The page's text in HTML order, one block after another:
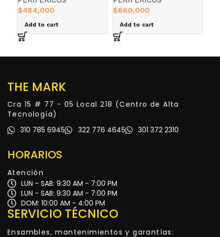
$484,000
Add to cart
$660,000
Add to cart
THE MARK
Cra 15 # 77 - 05 Local 218 (Centro de Alta
Tecnología)
310 785 6945
322 776 4645 301 372 2310
HORARIOS
Atención
LUN - SAB: 9:30 AM - 7:00 PM
LUN - SAB: 9:30 AM - 7:00 PM
DOM: 10:00 AM - 4:00 PM
SERVICIO TÉCNICO
Ensambles, mantenimientos y garantías: